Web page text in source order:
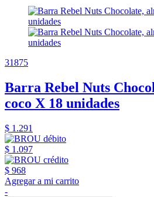
31875
Barra Rebel Nuts
coco X 18 unidades
$ 1.291
$ 1.097
$ 968
Agregar a mi carrito
-